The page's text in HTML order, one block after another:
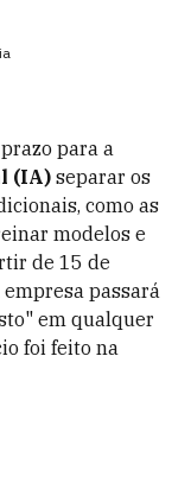
para a
(IA) separar os
como as
modelos e
de 15 de
passará
em qualquer
foi feito na